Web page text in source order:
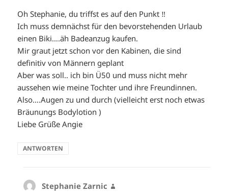
Oh Stephanie, du triffst es auf den Punkt ‼️
Ich muss demnächst für den bevorstehenden Urlaub
einen Biki….äh Badeanzug kaufen.
Mir graut jetzt schon vor den Kabinen, die sind
definitiv von Männern geplant
Aber was soll.. ich bin Ü50 und muss nicht mehr
aussehen wie meine Tochter und ihre Freundinnen.
Also….Augen zu und durch (vielleicht erst noch etwas
Bräunungs Bodylotion )
Liebe Grüße Angie
ANTWORTEN
Stephanie Zarnic